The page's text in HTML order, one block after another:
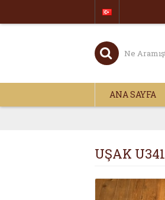
ANA SAYFA
UŞAK U341